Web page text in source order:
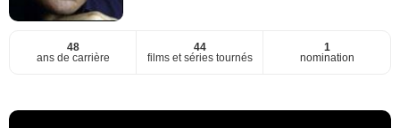
48
ans de carrière
44
films et séries tournés
1
nomination